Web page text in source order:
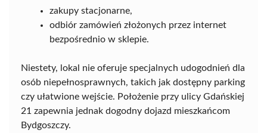
zakupy stacjonarne,
odbiór zamówień złożonych przez internet
bezpośrednio w sklepie.
Niestety, lokal nie oferuje specjalnych udogodnień dla
osób niepełnosprawnych, takich jak dostępny parking
czy ułatwione wejście. Położenie przy ulicy Gdańskiej
21 zapewnia jednak dogodny dojazd mieszkańcom
Bydgoszczy.